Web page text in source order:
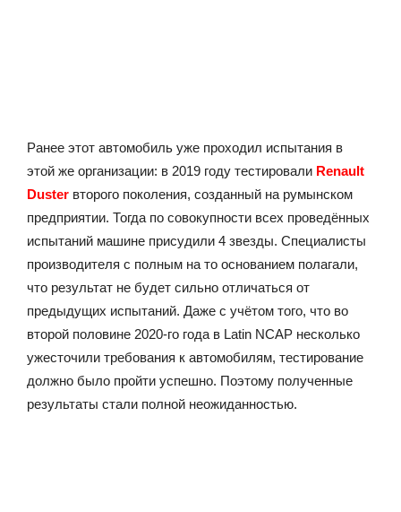
Ранее этот автомобиль уже проходил испытания в
этой же организации: в 2019 году тестировали Renault
Duster второго поколения, созданный на румынском
предприятии. Тогда по совокупности всех проведённых
испытаний машине присудили 4 звезды. Специалисты
производителя с полным на то основанием полагали,
что результат не будет сильно отличаться от
предыдущих испытаний. Даже с учётом того, что во
второй половине 2020-го года в Latin NCAP несколько
ужесточили требования к автомобилям, тестирование
должно было пройти успешно. Поэтому полученные
результаты стали полной неожиданностью.